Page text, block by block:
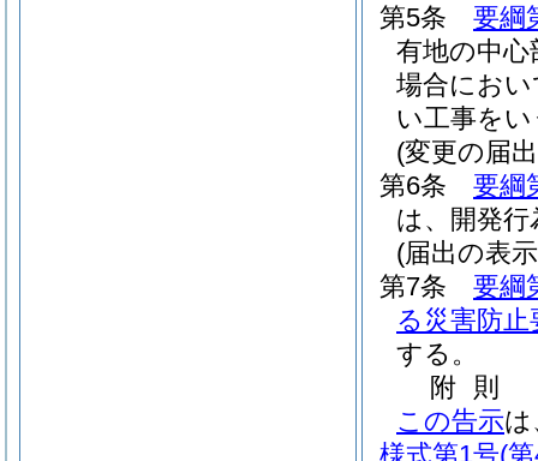
第5条
要綱
有地の中
場合にお
い工事を
(変更の届
第6条
要綱
は、開発行
(届出の表
第7条
要綱
る災害防止
する。
附 則
この告示は
様式第1号(